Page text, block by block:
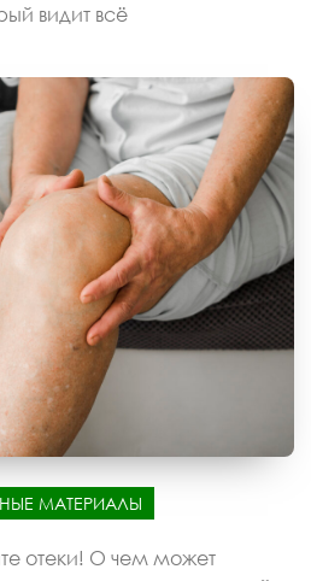
видит всё
МАТЕРИАЛЫ
отеки! О чем может